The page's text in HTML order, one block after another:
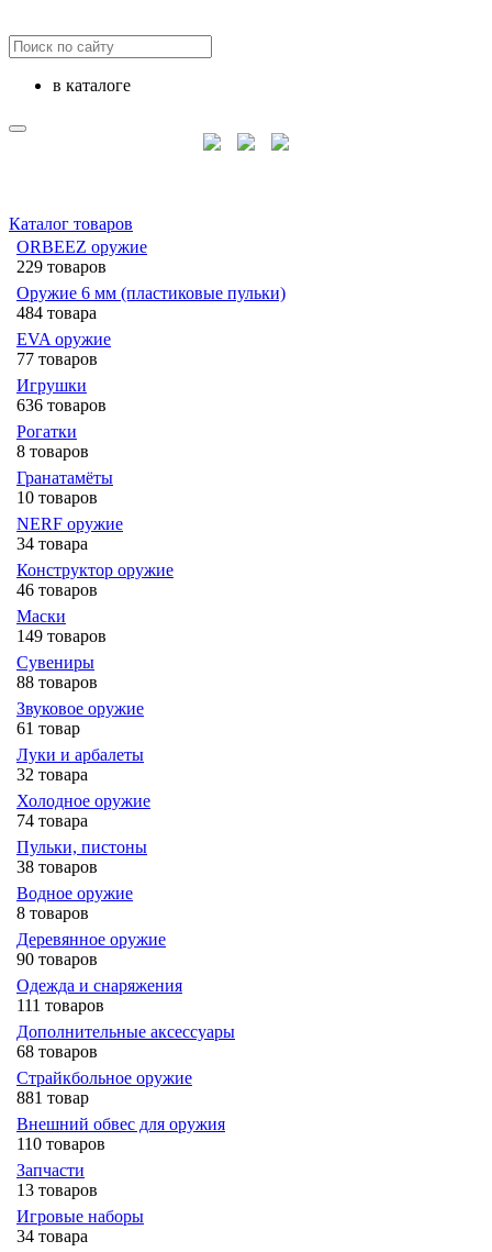
в каталоге
Каталог товаров
ORBEEZ оружие
229 товаров
Оружие 6 мм (пластиковые пульки)
484 товара
EVA оружие
77 товаров
Игрушки
636 товаров
Рогатки
8 товаров
Гранатамёты
10 товаров
NERF оружие
34 товара
Конструктор оружие
46 товаров
Маски
149 товаров
Сувениры
88 товаров
Звуковое оружие
61 товар
Луки и арбалеты
32 товара
Холодное оружие
74 товара
Пульки, пистоны
38 товаров
Водное оружие
8 товаров
Деревянное оружие
90 товаров
Одежда и снаряжения
111 товаров
Дополнительные аксессуары
68 товаров
Страйкбольное оружие
881 товар
Внешний обвес для оружия
110 товаров
Запчасти
13 товаров
Игровые наборы
34 товара